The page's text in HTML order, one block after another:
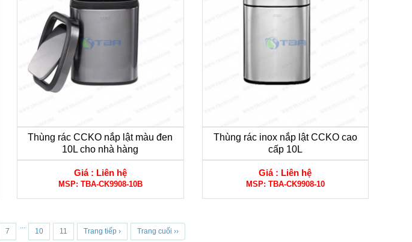
Thùng rác CCKO nắp lật màu đen
10L cho nhà hàng
Giá : Liên hệ
MSP: TBA-CK9908-10B
Thùng rác inox nắp lật CCKO cao
cấp 10L
Giá : Liên hệ
MSP: TBA-CK9908-10
7
...
10 11 Trang tiếp › Trang cuối ››